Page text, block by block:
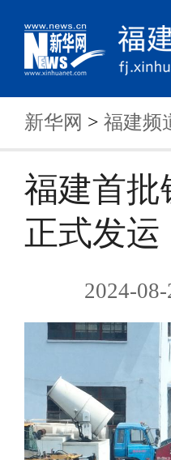
新华网 > 福建频
福建首批
正式发运
2024-